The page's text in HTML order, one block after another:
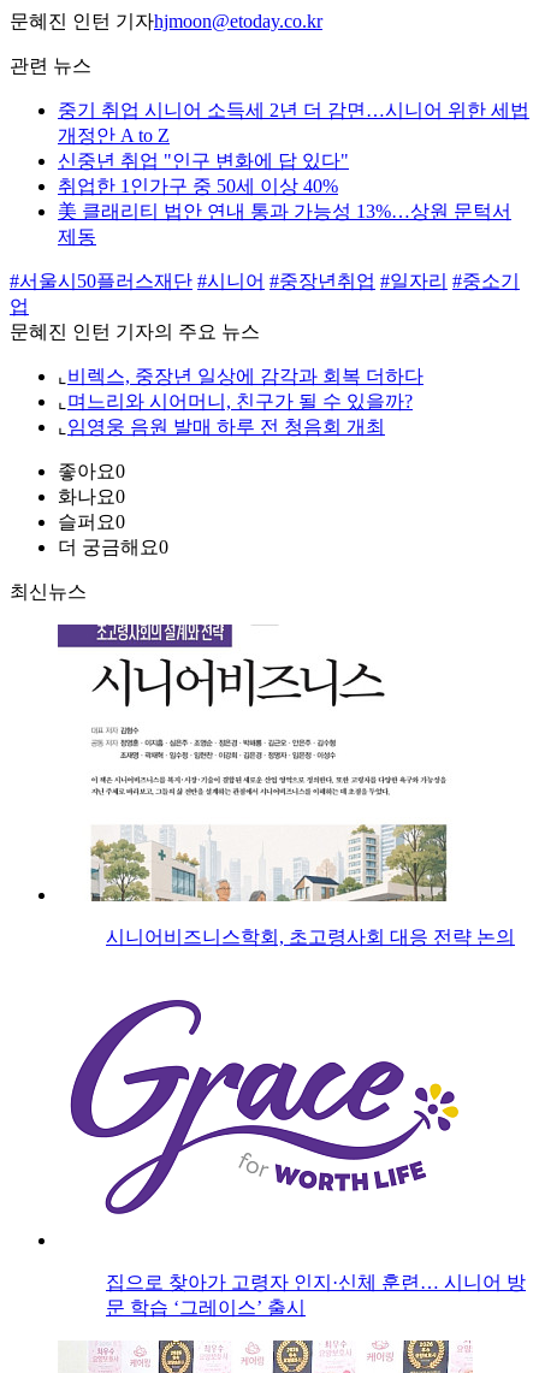
문혜진 인턴 기자hjmoon@etoday.co.kr
관련 뉴스
중기 취업 시니어 소득세 2년 더 감면…시니어 위한 세법
개정안 A to Z
신중년 취업 "인구 변화에 답 있다"
취업한 1인가구 중 50세 이상 40%
美 클래리티 법안 연내 통과 가능성 13%…상원 문턱서
제동
#서울시50플러스재단 #시니어 #중장년취업 #일자리 #중소기
업
문혜진 인턴 기자의 주요 뉴스
⌞ 비렉스, 중장년 일상에 감각과 회복 더하다
⌞ 며느리와 시어머니, 친구가 될 수 있을까?
⌞ 임영웅 음원 발매 하루 전 청음회 개최
좋아요0
화나요0
슬퍼요0
더 궁금해요0
최신뉴스
시니어비즈니스학회, 초고령사회 대응 전략 논의
집으로 찾아가 고령자 인지·신체 훈련… 시니어 방
문 학습 ‘그레이스’ 출시